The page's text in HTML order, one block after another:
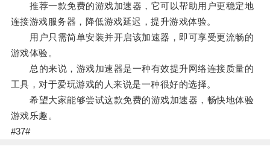
推荐一款免费的游戏加速器，它可以帮助用户更稳定地
连接游戏服务器，降低游戏延迟，提升游戏体验。
用户只需简单安装并开启该加速器，即可享受更流畅的
游戏体验。
总的来说，游戏加速器是一种有效提升网络连接质量的
工具，对于爱玩游戏的人来说是一种很好的选择。
希望大家能够尝试这款免费的游戏加速器，畅快地体验
游戏乐趣。
#37#